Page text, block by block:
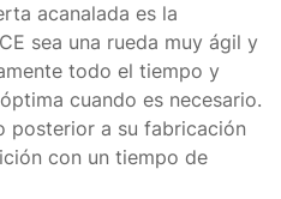
acanalada es la
sea una rueda muy ágil y
todo el tiempo y
cuando es necesario.
posterior a su fabricación
con un tiempo de